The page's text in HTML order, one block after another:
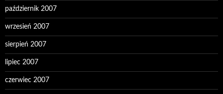
październik 2007
wrzesień 2007
sierpień 2007
lipiec 2007
czerwiec 2007